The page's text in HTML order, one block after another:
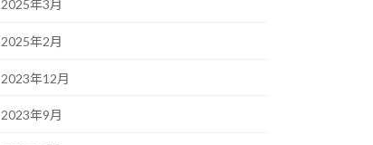
2025年3月
2025年2月
2023年12月
2023年9月